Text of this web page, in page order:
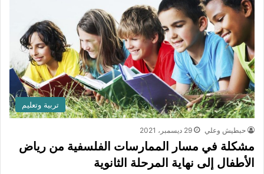
تربية وتعليم
حبطيش وعلي 29 ديسمبر، 2021
مشكلة في مسار الممارسات الفلسفية من رياض
الأطفال إلى نهاية المرحلة الثانوية